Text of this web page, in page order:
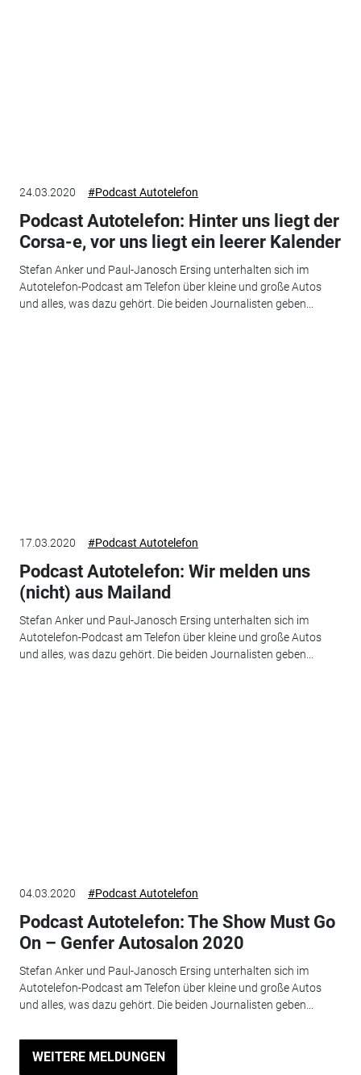
24.03.2020 #Podcast Autotelefon
Podcast Autotelefon: Hinter uns liegt der
Corsa-e, vor uns liegt ein leerer Kalender
Stefan Anker und Paul-Janosch Ersing unterhalten sich im
Autotelefon-Podcast am Telefon über kleine und große Autos
und alles, was dazu gehört. Die beiden Journalisten geben...
17.03.2020 #Podcast Autotelefon
Podcast Autotelefon: Wir melden uns
(nicht) aus Mailand
Stefan Anker und Paul-Janosch Ersing unterhalten sich im
Autotelefon-Podcast am Telefon über kleine und große Autos
und alles, was dazu gehört. Die beiden Journalisten geben...
04.03.2020 #Podcast Autotelefon
Podcast Autotelefon: The Show Must Go
On – Genfer Autosalon 2020
Stefan Anker und Paul-Janosch Ersing unterhalten sich im
Autotelefon-Podcast am Telefon über kleine und große Autos
und alles, was dazu gehört. Die beiden Journalisten geben...
WEITERE MELDUNGEN